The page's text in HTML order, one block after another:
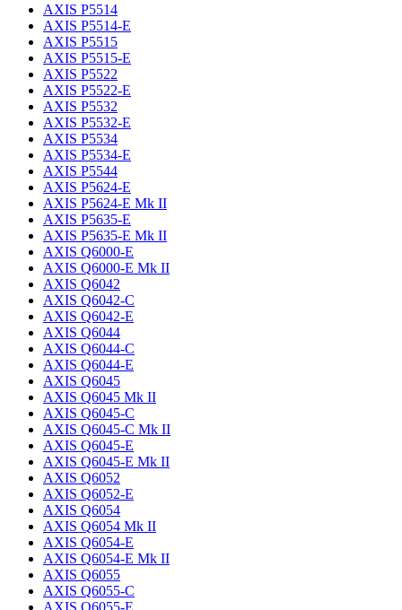
AXIS P5514
AXIS P5514-E
AXIS P5515
AXIS P5515-E
AXIS P5522
AXIS P5522-E
AXIS P5532
AXIS P5532-E
AXIS P5534
AXIS P5534-E
AXIS P5544
AXIS P5624-E
AXIS P5624-E Mk II
AXIS P5635-E
AXIS P5635-E Mk II
AXIS Q6000-E
AXIS Q6000-E Mk II
AXIS Q6042
AXIS Q6042-C
AXIS Q6042-E
AXIS Q6044
AXIS Q6044-C
AXIS Q6044-E
AXIS Q6045
AXIS Q6045 Mk II
AXIS Q6045-C
AXIS Q6045-C Mk II
AXIS Q6045-E
AXIS Q6045-E Mk II
AXIS Q6052
AXIS Q6052-E
AXIS Q6054
AXIS Q6054 Mk II
AXIS Q6054-E
AXIS Q6054-E Mk II
AXIS Q6055
AXIS Q6055-C
AXIS Q6055-E